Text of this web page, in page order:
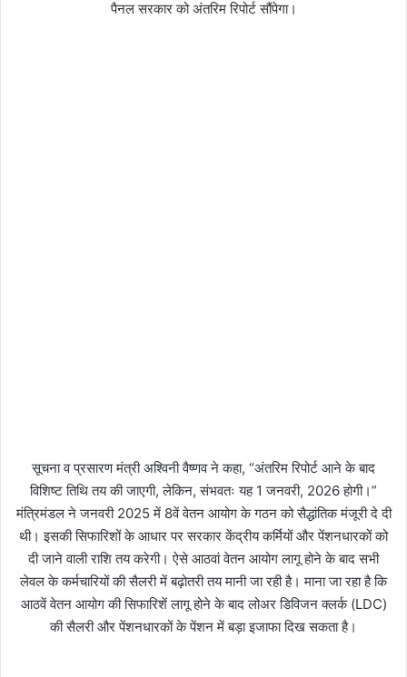
पैनल सरकार को अंतरिम रिपोर्ट सौंपेगा।
सूचना व प्रसारण मंत्री अश्विनी वैष्णव ने कहा, “अंतरिम रिपोर्ट आने के बाद
विशिष्ट तिथि तय की जाएगी, लेकिन, संभवतः यह 1 जनवरी, 2026 होगी।”
मंत्रिमंडल ने जनवरी 2025 में 8वें वेतन आयोग के गठन को सैद्धांतिक मंजूरी दे दी
थी। इसकी सिफारिशों के आधार पर सरकार केंद्रीय कर्मियों और पेंशनधारकों को
दी जाने वाली राशि तय करेगी। ऐसे आठवां वेतन आयोग लागू होने के बाद सभी
लेवल के कर्मचारियों की सैलरी में बढ़ोतरी तय मानी जा रही है। माना जा रहा है कि
आठवें वेतन आयोग की सिफारिशें लागू होने के बाद लोअर डिविजन क्लर्क (LDC)
की सैलरी और पेंशनधारकों के पेंशन में बड़ा इजाफा दिख सकता है।